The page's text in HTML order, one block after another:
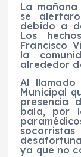
La
se
debido a
Los
Francisco
la
alrededor
Al llamado
Municipal
presencia
bala, por
ya que no